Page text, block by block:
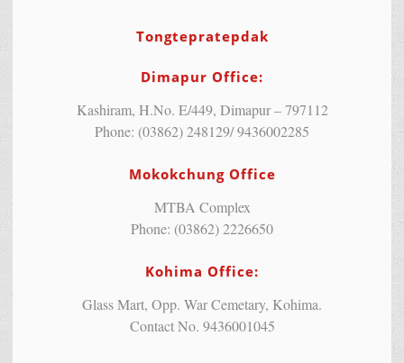
Tongtepratepdak
Dimapur Office:
Kashiram, H.No. E/449, Dimapur – 797112
Phone: (03862) 248129/ 9436002285
Mokokchung Office
MTBA Complex
Phone: (03862) 2226650
Kohima Office:
Glass Mart, Opp. War Cemetary, Kohima.
Contact No. 9436001045